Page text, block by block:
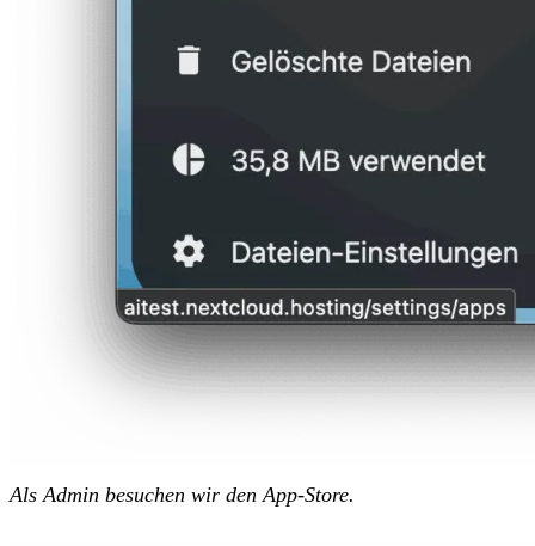
Als Admin besuchen wir den App-Store.